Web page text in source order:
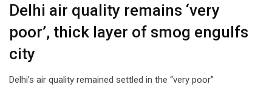
Delhi air quality remains ‘very
poor’, thick layer of smog engulfs
city
Delhi’s air quality remained settled in the “very poor”